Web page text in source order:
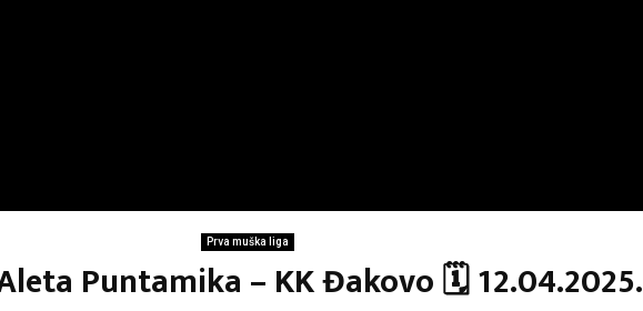
Prva muška liga
Puntamika – KK Đakovo 🗓 12.04.2025.